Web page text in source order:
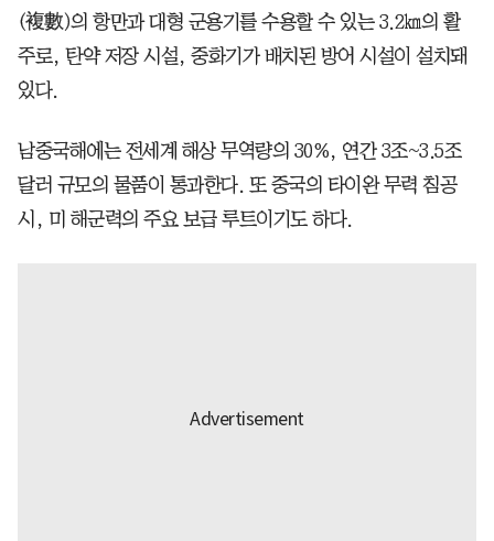
(複數)의 항만과 대형 군용기를 수용할 수 있는 3.2㎞의 활
주로, 탄약 저장 시설, 중화기가 배치된 방어 시설이 설치돼
있다.
남중국해에는 전세계 해상 무역량의 30%, 연간 3조~3.5조
달러 규모의 물품이 통과한다. 또 중국의 타이완 무력 침공
시, 미 해군력의 주요 보급 루트이기도 하다.